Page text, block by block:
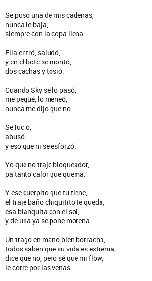
Se puso una de mis cadenas,
nunca le baja,
siempre con la copa llena.
Ella entró, saludó,
y en el bote se montó,
dos cachas y tosió.
Cuando Sky se lo pasó,
me pegué, lo meneó,
nunca me dijo que no.
Se lució,
abusó,
y eso que ni se esforzó.
Yo que no traje bloqueador,
pa tanto calor que quema.
Y ese cuerpito que tu tiene,
el traje baño chiquitito te queda,
esa blanquita con el sol,
y de una ya se pone morena.
Un trago en mano bien borracha,
todos saben que su vida es extrema,
dice que no, pero sé que mi flow,
le corre por las venas.